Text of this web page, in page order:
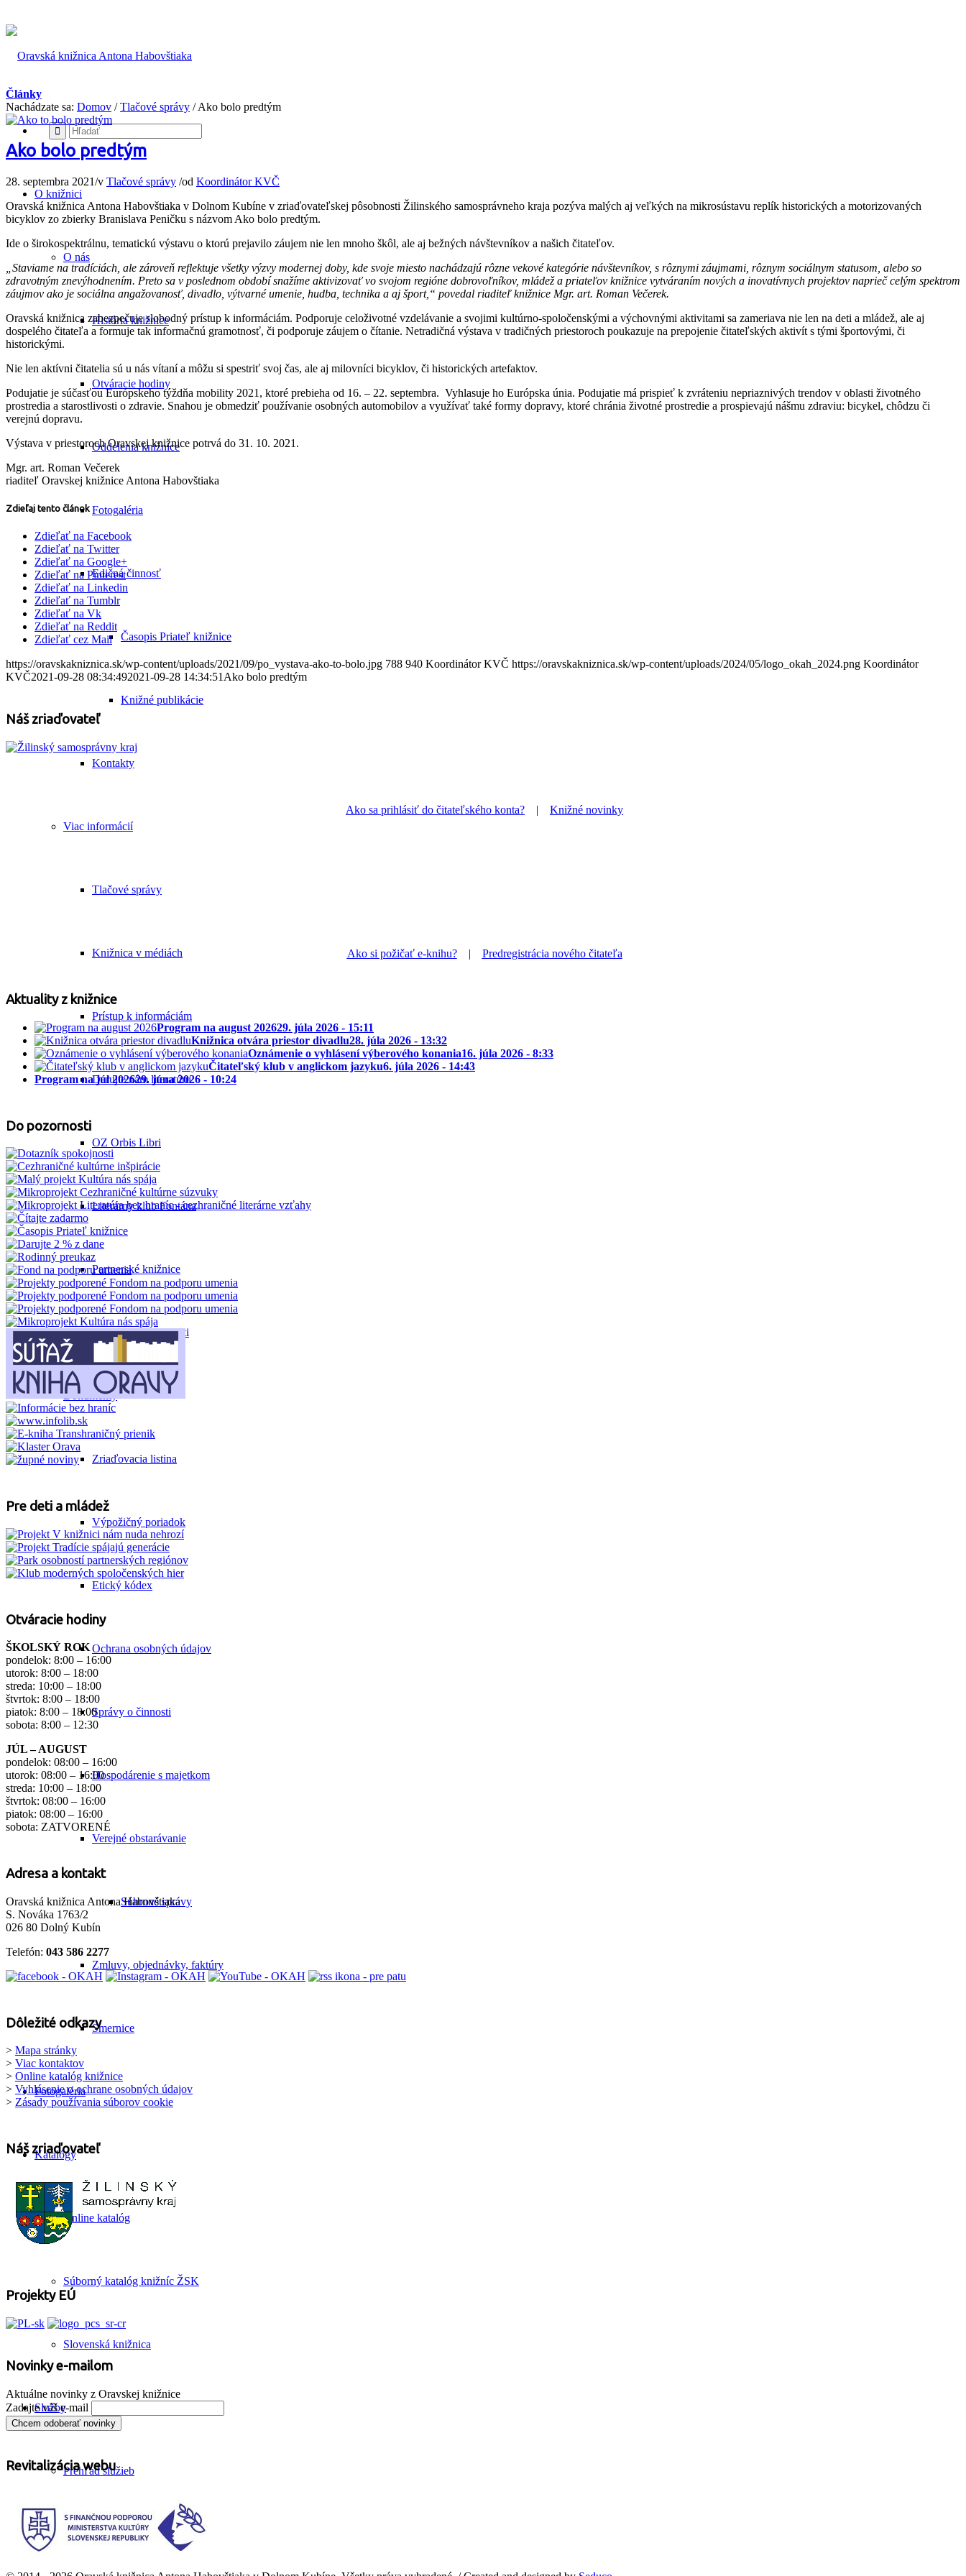
O knižnici
O nás
História knižnice
Otváracie hodiny
Oddelenia knižnice
Fotogaléria
Edičná činnosť
Časopis Priateľ knižnice
Knižné publikácie
Kontakty
Viac informácií
Tlačové správy
Knižnica v médiách
Prístup k informáciám
Darujte nám literatúru
OZ Orbis Libri
Literárny klub Fontána
Partnerské knižnice
Prieskum spokojnosti
Dokumenty
Zriaďovacia listina
Výpožičný poriadok
Etický kódex
Ochrana osobných údajov
Správy o činnosti
Hospodárenie s majetkom
Verejné obstarávanie
Súhrnné správy
Zmluvy, objednávky, faktúry
Smernice
Fotogaléria
Katalógy
Online katalóg
Súborný katalóg knižníc ŽSK
Slovenská knižnica
Služby
Prehľad služieb
SmartLab
Články
Nachádzate sa: Domov / Tlačové správy / Ako bolo predtým
Ako bolo predtým
28. septembra 2021/v Tlačové správy /od Koordinátor KVČ
Oravská knižnica Antona Habovštiaka v Dolnom Kubíne v zriaďovateľskej pôsobnosti Žilinského samosprávneho kraja pozýva malých aj veľkých na mikrosústavu replík historických a motorizovaných
bicyklov zo zbierky Branislava Peničku s názvom Ako bolo predtým.
Ide o širokospektrálnu, tematickú výstavu o ktorú prejavilo záujem nie len mnoho škôl, ale aj bežných návštevníkov a našich čitateľov.
„Staviame na tradíciách, ale zároveň reflektuje všetky výzvy modernej doby, kde svoje miesto nachádzajú rôzne vekové kategórie návštevníkov, s rôznymi záujmami, rôznym sociálnym statusom, alebo so
zdravotným znevýhodnením. Preto sa v poslednom období snažíme aktivizovať vo svojom regióne dobrovoľníkov, mládež a priateľov knižnice vytváraním nových a inovatívnych projektov naprieč celým spektrom
záujmov ako je sociálna angažovanosť, divadlo, výtvarné umenie, hudba, technika a aj šport,“ povedal riaditeľ knižnice Mgr. art. Roman Večerek.
Oravská knižnica zabezpečuje slobodný prístup k informáciám. Podporuje celoživotné vzdelávanie a svojimi kultúrno-spoločenskými a výchovnými aktivitami sa zameriava nie len na deti a mládež, ale aj
dospelého čitateľa a formuje tak informačnú gramotnosť, či podporuje záujem o čítanie. Netradičná výstava v tradičných priestoroch poukazuje na prepojenie čitateľských aktivít s tými športovými, či
historickými.
Nie len aktívni čitatelia sú u nás vítaní a môžu si spestriť svoj čas, ale aj milovníci bicyklov, či historických artefaktov.
Podujatie je súčasťou Európskeho týždňa mobility 2021, ktoré prebieha od 16. – 22. septembra. Vyhlasuje ho Európska únia. Podujatie má prispieť k zvráteniu nepriaznivých trendov v oblasti životného
prostredia a starostlivosti o zdravie. Snahou je obmedziť používanie osobných automobilov a využívať také formy dopravy, ktoré chránia životné prostredie a prospievajú nášmu zdraviu: bicykel, chôdzu či
verejnú dopravu.
Výstava v priestoroch Oravskej knižnice potrvá do 31. 10. 2021.
Mgr. art. Roman Večerek
riaditeľ Oravskej knižnice Antona Habovštiaka
Zdieľaj tento článok
Zdieľať na Facebook
Zdieľať na Twitter
Zdieľať na Google+
Zdieľať na Pinterest
Zdieľať na Linkedin
Zdieľať na Tumblr
Zdieľať na Vk
Zdieľať na Reddit
Zdieľať cez Mail
https://oravskakniznica.sk/wp-content/uploads/2021/09/po_vystava-ako-to-bolo.jpg 788 940 Koordinátor KVČ https://oravskakniznica.sk/wp-content/uploads/2024/05/logo_okah_2024.png Koordinátor
KVČ2021-09-28 08:34:492021-09-28 14:34:51 Ako bolo predtým
Náš zriaďovateľ
Ako sa prihlásiť do čitateľského konta? | Knižné novinky
Ako si požičať e-knihu?| Predregistrácia nového čitateľa
Aktuality z knižnice
Program na august 202629. júla 2026 - 15:11
Knižnica otvára priestor divadlu28. júla 2026 - 13:32
Oznámenie o vyhlásení výberového konania16. júla 2026 - 8:33
Čitateľský klub v anglickom jazyku6. júla 2026 - 14:43
Program na júl 202629. júna 2026 - 10:24
Do pozornosti
Pre deti a mládež
Otváracie hodiny
ŠKOLSKÝ ROK
pondelok: 8:00 – 16:00
utorok: 8:00 – 18:00
streda: 10:00 – 18:00
štvrtok: 8:00 – 18:00
piatok: 8:00 – 18:00
sobota: 8:00 – 12:30
JÚL – AUGUST
pondelok: 08:00 – 16:00
utorok: 08:00 – 16:00
streda: 10:00 – 18:00
štvrtok: 08:00 – 16:00
piatok: 08:00 – 16:00
sobota: ZATVORENÉ
Adresa a kontakt
Oravská knižnica Antona Habovštiaka
S. Nováka 1763/2
026 80 Dolný Kubín
Telefón: 043 586 2277
Dôležité odkazy
> Mapa stránky
> Viac kontaktov
> Online katalóg knižnice
> Vyhlásenie o ochrane osobných údajov
> Zásady používania súborov cookie
Náš zriaďovateľ
Projekty EÚ
Novinky e-mailom
Aktuálne novinky z Oravskej knižnice
Zadajte váš e-mail
Revitalizácia webu